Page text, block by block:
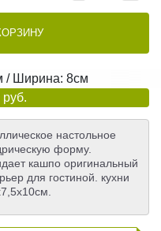
/ Ширина: 8см
настольное
форму.
кашпо оригинальный
для гостиной. кухни